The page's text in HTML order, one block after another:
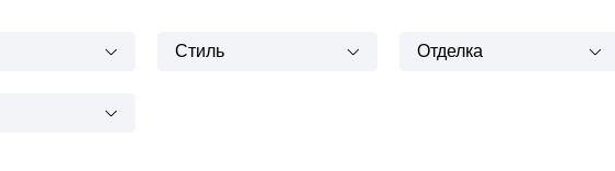
Стиль Отделка